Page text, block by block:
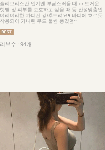
슬리브리스만 입기엔 부담스러울 때 or 뜨거운
햇볕 및 피부를 보호하고 싶을 때 등 안성맞춤인
여리여리한 가디건 강/추드려요♥ 바디에 흐르듯
착용되어 가녀린 무드 물씬 풍겼던~
리뷰수 : 94개